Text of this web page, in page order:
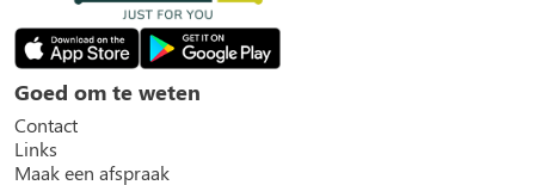
Goed om te weten
Contact
Links
Maak een afspraak